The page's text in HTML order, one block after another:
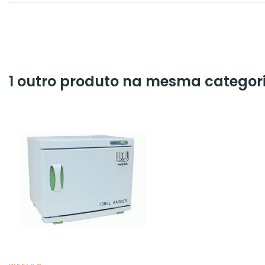
1 outro produto na mesma